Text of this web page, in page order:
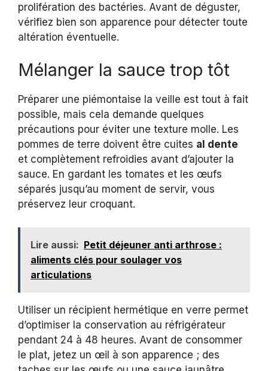
prolifération des bactéries. Avant de déguster,
vérifiez bien son apparence pour détecter toute
altération éventuelle.
Mélanger la sauce trop tôt
Préparer une piémontaise la veille est tout à fait
possible, mais cela demande quelques
précautions pour éviter une texture molle. Les
pommes de terre doivent être cuites al dente
et complètement refroidies avant d’ajouter la
sauce. En gardant les tomates et les œufs
séparés jusqu’au moment de servir, vous
préservez leur croquant.
Lire aussi: Petit déjeuner anti arthrose :
aliments clés pour soulager vos
articulations
Utiliser un récipient hermétique en verre permet
d’optimiser la conservation au réfrigérateur
pendant 24 à 48 heures. Avant de consommer
le plat, jetez un œil à son apparence ; des